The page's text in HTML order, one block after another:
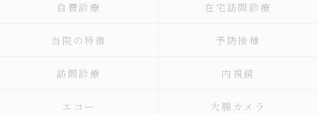
自費診療 在宅訪問診療
当院の特徴 予防接種
訪問診療 内視鏡
エコー 大腸カメラ